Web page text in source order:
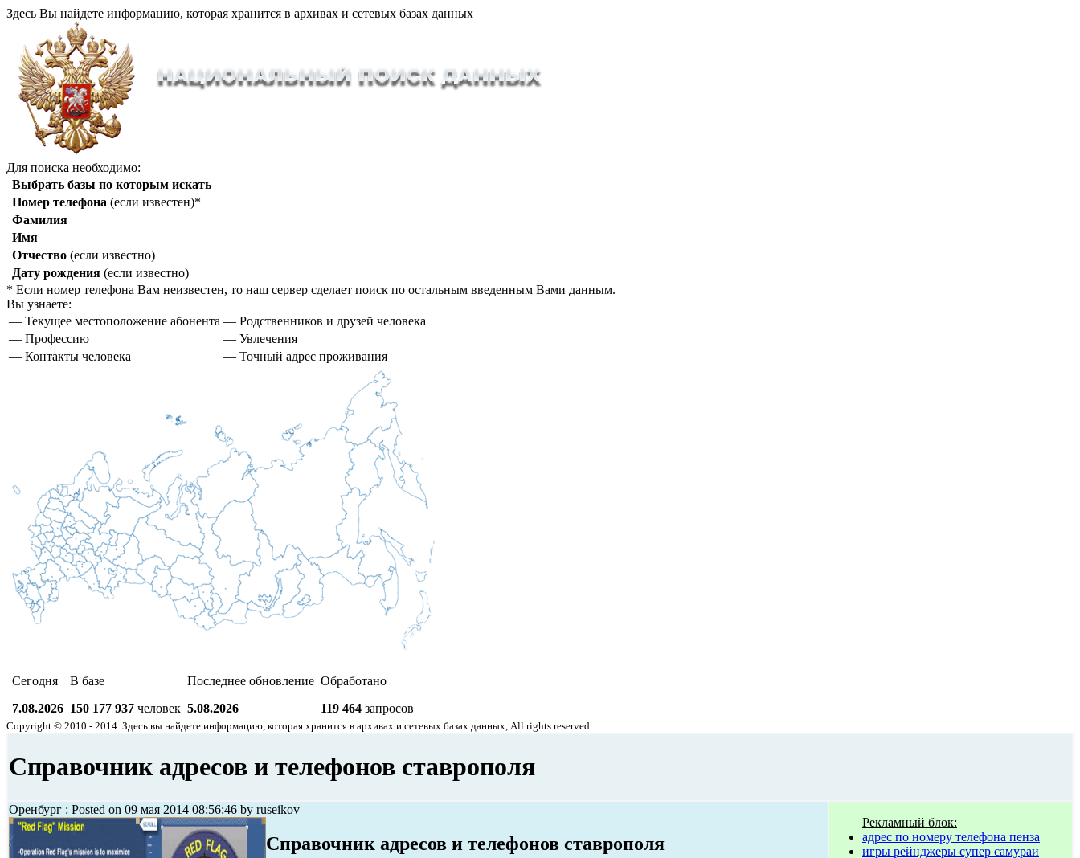
Здесь Вы найдете информацию, которая хранится в архивах и сетевых базах данных
Для поиска необходимо:
Выбрать базы по которым искать
Номер телефона (если известен)*
Фамилия
Имя
Отчество (если известно)
Дату рождения (если известно)
* Если номер телефона Вам неизвестен, то наш сервер сделает поиск по остальным введенным Вами данным.
Вы узнаете:
— Текущее местоположение абонента — Родственников и друзей человека
— Профессию
— Увлечения
— Контакты человека
— Точный адрес проживания
Сегодня
7.08.2026
В базе
150 177 937 человек
Последнее обновление
5.08.2026
Обработано
119 464 запросов
Copyright © 2010 - 2014. Здесь вы найдете информацию, которая хранится в архивах и сетевых базах данных, All rights reserved.
Справочник адресов и телефонов ставрополя
Оренбург : Posted on 09 мая 2014 08:56:46 by ruseikov
Справочник адресов и телефонов ставрополя
Рекламный блок:
адрес по номеру телефона пенза
игры рейнджеры супер самураи